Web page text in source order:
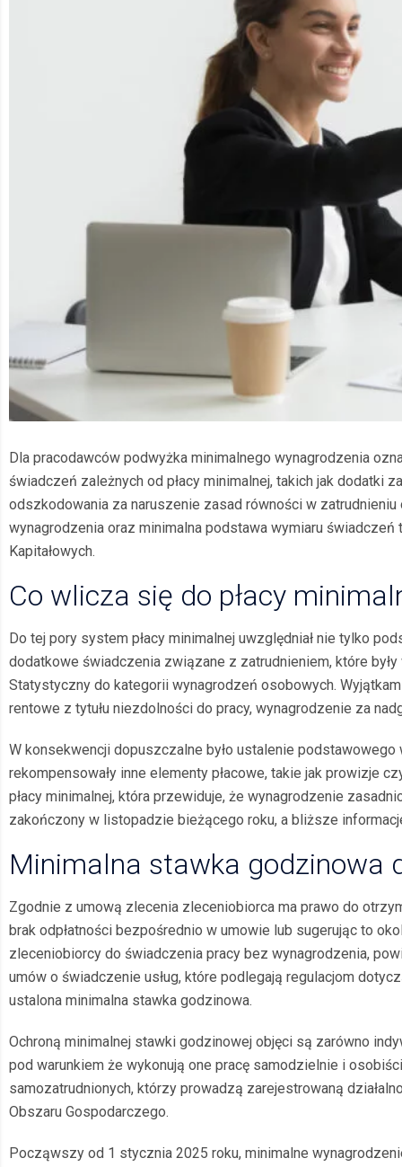
Dla pracodawców podwyżka minimalnego wynagrodzenia
świadczeń zależnych od płacy minimalnej, takich jak dodatki
odszkodowania za naruszenie zasad równości w
wynagrodzenia oraz minimalna podstawa wymiaru
Kapitałowych.
Co wlicza się do płacy
Do tej pory system płacy minimalnej uwzględniał nie tylko
dodatkowe świadczenia związane z zatrudnieniem, które
Statystyczny do kategorii wynagrodzeń osobowych.
rentowe z tytułu niezdolności do pracy, wynagrodzenie za
W konsekwencji dopuszczalne było ustalenie
rekompensowały inne elementy płacowe, takie jak prowizje
płacy minimalnej, która przewiduje, że wynagrodzenie
zakończony w listopadzie bieżącego roku, a bliższe
Minimalna stawka godzinowa
Zgodnie z umową zlecenia zleceniobiorca ma prawo do
brak odpłatności bezpośrednio w umowie lub sugerując to
zleceniobiorcy do świadczenia pracy bez wynagrodzenia,
umów o świadczenie usług, które podlegają regulacjom
ustalona minimalna stawka godzinowa.
Ochroną minimalnej stawki godzinowej objęci są zarówno
pod warunkiem że wykonują one pracę samodzielnie i
samozatrudnionych, którzy prowadzą zarejestrowaną
Obszaru Gospodarczego.
Począwszy od 1 stycznia 2025 roku, minimalne